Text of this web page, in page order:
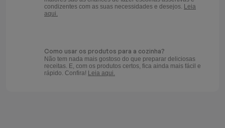
condizentes com as suas necessidades e desejos. Leia
aqui.
Como usar os produtos para a cozinha?
Não tem nada mais gostoso do que preparar deliciosas
receitas. E, com os produtos certos, fica ainda mais fácil e
rápido. Confira! Leia aqui.